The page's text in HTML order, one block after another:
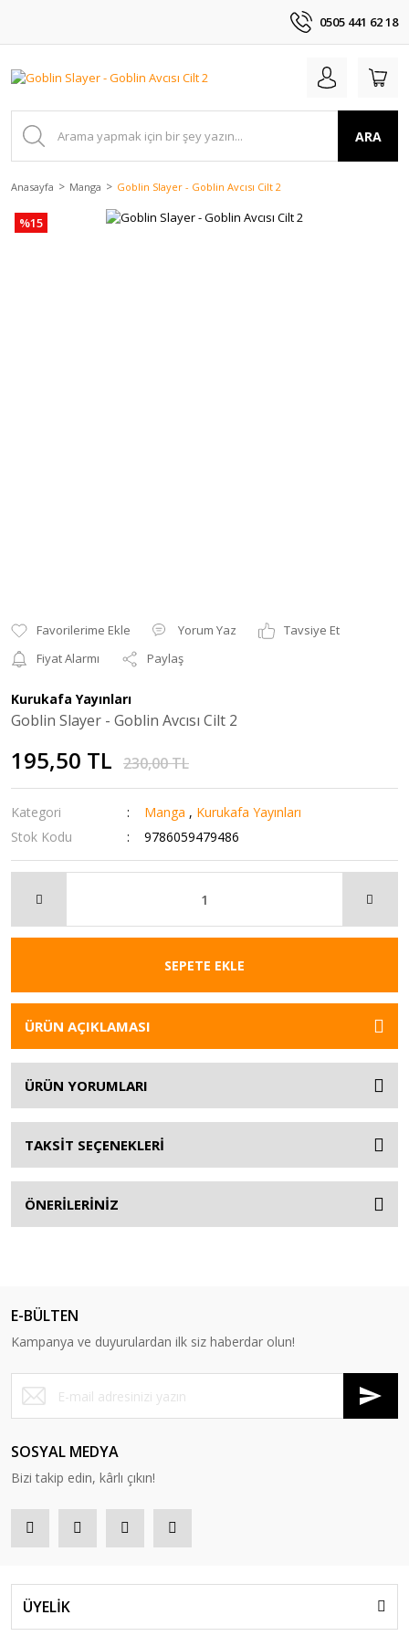
0505 441 62 18
ARA
Anasayfa Manga Goblin Slayer - Goblin Avcısı Cilt 2
%15
Yorum Yaz
Tavsiye Et
Fiyat Alarmı
Paylaş
Kurukafa Yayınları
Goblin Slayer - Goblin Avcısı Cilt 2
195,50 TL 230,00 TL
Kategori Manga , Kurukafa Yayınları
Stok Kodu
9786059479486
SEPETE EKLE
ÜRÜN AÇIKLAMASI
ÜRÜN YORUMLARI
TAKSİT SEÇENEKLERİ
ÖNERİLERİNİZ
E-BÜLTEN
Kampanya ve duyurulardan ilk siz haberdar olun!
SOSYAL MEDYA
Bizi takip edin, kârlı çıkın!
ÜYELİK